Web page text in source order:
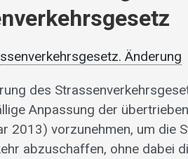
Änderung
des
Anpassung der
2013) vorzunehmen, um die
abzuschaffen, ohne dabei